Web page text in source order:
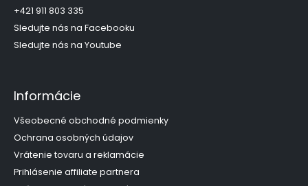
+421 911 803 335
Sledujte nás na Facebooku
Sledujte nás na Youtube
Informácie
Všeobecné obchodné podmienky
Ochrana osobných údajov
Vrátenie tovaru a reklamácie
Prihlásenie affiliate partnera